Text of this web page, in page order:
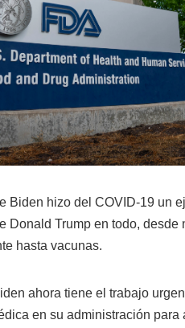
Biden hizo del COVID-19 un
Donald Trump en todo,
hasta vacunas.
ahora tiene el trabajo
en su administración para